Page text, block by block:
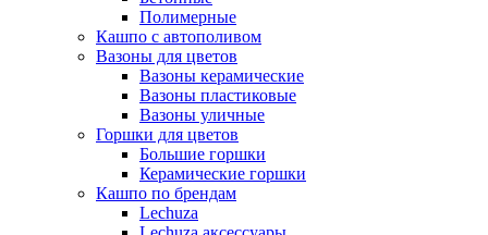
Полимерные
Кашпо с автополивом
Вазоны для цветов
Вазоны керамические
Вазоны пластиковые
Вазоны уличные
Горшки для цветов
Большие горшки
Керамические горшки
Кашпо по брендам
Lechuza